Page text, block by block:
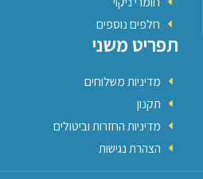
חלפים נוספים
תפריט משני
מדיניות משלוחים
תקנון
מדיניות החזרות וביטולים
הצהרת נגישות